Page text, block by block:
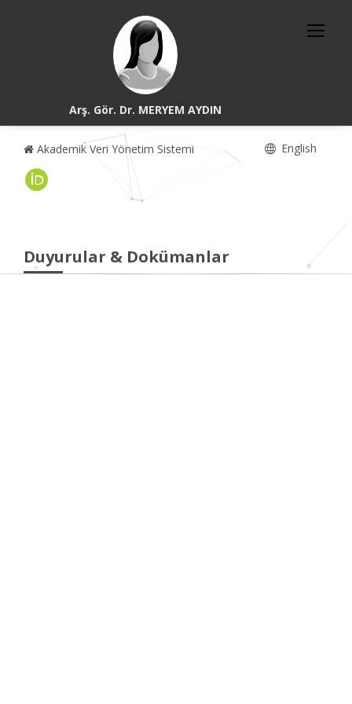
Arş. Gör. Dr. MERYEM AYDIN
Akademik Veri Yönetim Sistemi English
Duyurular & Dokümanlar